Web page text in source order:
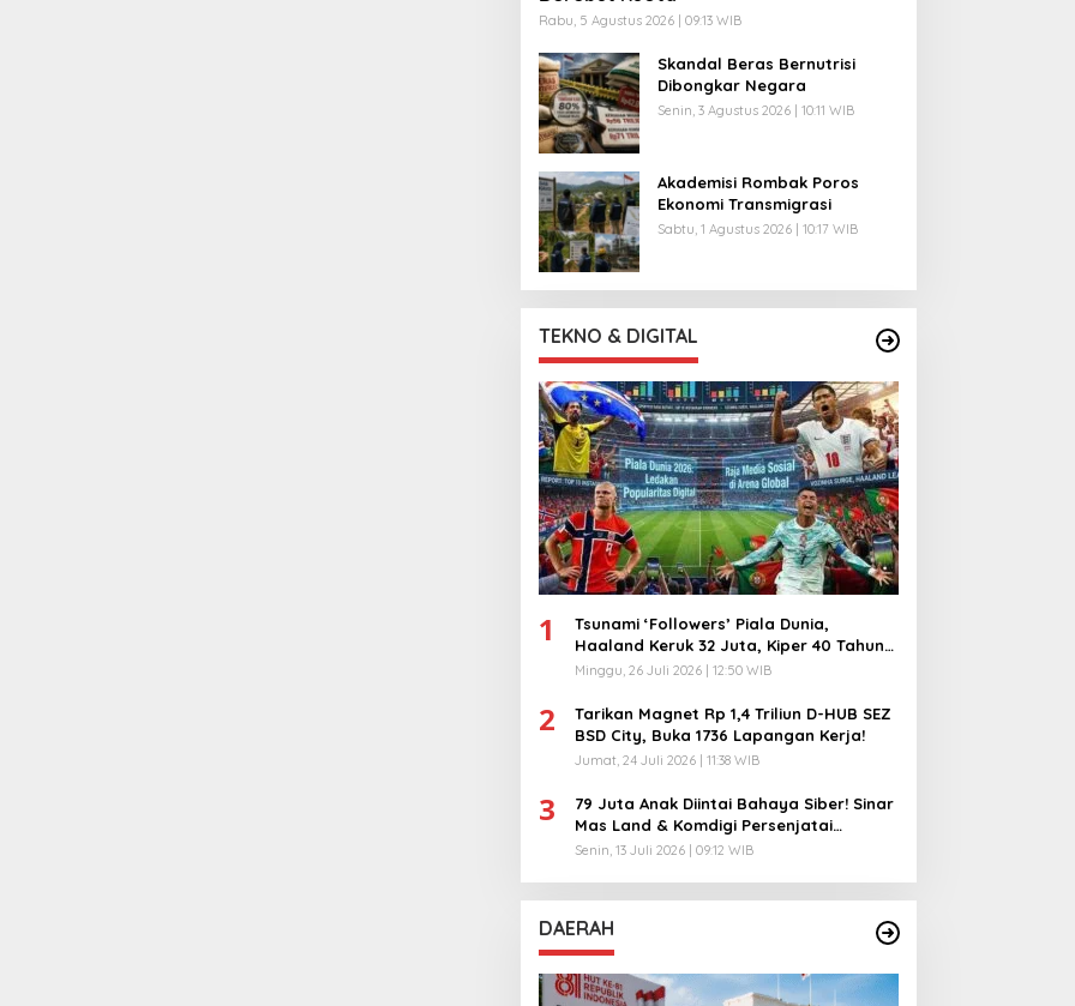
Rabu, 5 Agustus 2026 | 09:13 WIB
Skandal Beras Bernutrisi
Dibongkar Negara
Senin, 3 Agustus 2026 | 10:11 WIB
Akademisi Rombak Poros
Ekonomi Transmigrasi
Sabtu, 1 Agustus 2026 | 10:17 WIB
TEKNO & DIGITAL
1
Tsunami ‘Followers’ Piala Dunia,
Haaland Keruk 32 Juta, Kiper 40 Tahun
Bikin Geger!
Minggu, 26 Juli 2026 | 12:50 WIB
2
Tarikan Magnet Rp 1,4 Triliun D-HUB SEZ
BSD City, Buka 1736 Lapangan Kerja!
Jumat, 24 Juli 2026 | 11:38 WIB
3
79 Juta Anak Diintai Bahaya Siber! Sinar
Mas Land & Komdigi Persenjatai
Ratusan Guru!
Senin, 13 Juli 2026 | 09:12 WIB
DAERAH